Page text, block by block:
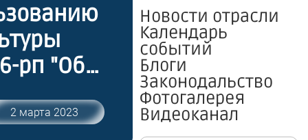
Новости отрасли
Календарь
событий
Блоги
Законодальство
Фотогалерея
Видеоканал
рп "Об
2 марта 2023